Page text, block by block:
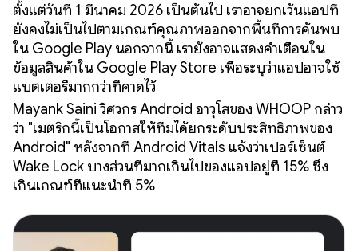
ตั้งแต่วันที่ 1 มีนาคม 2026 เป็นต้นไป เราอาจยกเว้นแอปที่
ยังคงไม่เป็นไปตามเกณฑ์คุณภาพออกจากพื้นที่การค้นพบ
ใน Google Play นอกจากนี้ เรายังอาจแสดงคำเตือนใน
ข้อมูลสินค้าใน Google Play Store เพื่อระบุว่าแอปอาจใช้
แบตเตอรี่มากกว่าที่คาดไว้
Mayank Saini วิศวกร Android อาวุโสของ WHOOP กล่าว
ว่า "เมตริกนี้เป็นโอกาสให้ทีมได้ยกระดับประสิทธิภาพของ
Android" หลังจากที่ Android Vitals แจ้งว่าเปอร์เซ็นต์
Wake Lock บางส่วนที่มากเกินไปของแอปอยู่ที่ 15% ซึ่ง
เกินเกณฑ์ที่แนะนำที่ 5%